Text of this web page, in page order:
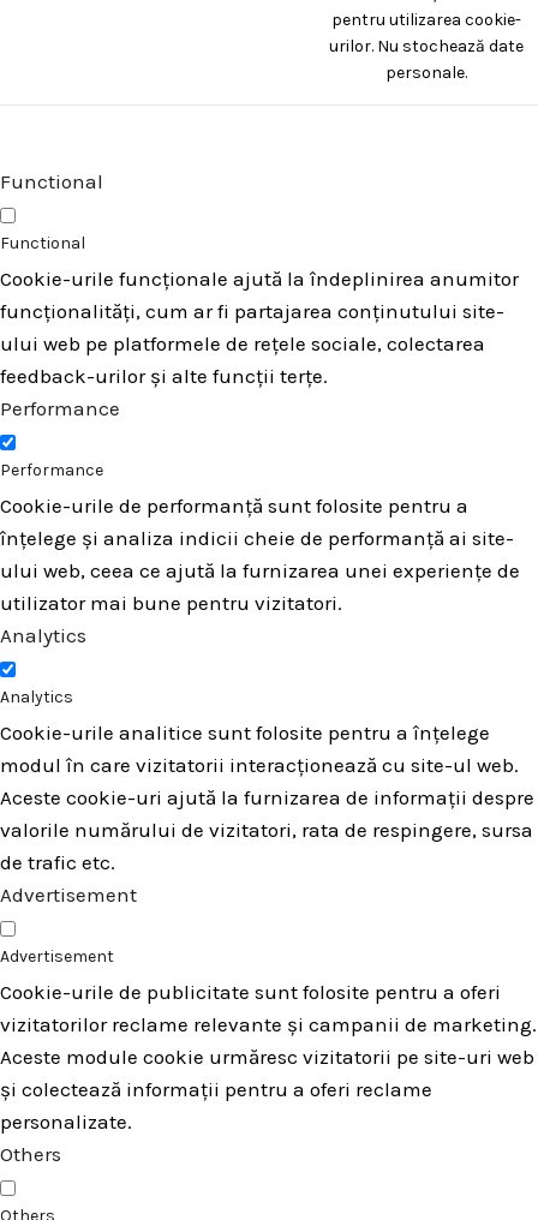
pentru utilizarea cookie-
urilor. Nu stochează date
personale.
Functional
Functional
Cookie-urile funcționale ajută la îndeplinirea anumitor
funcționalități, cum ar fi partajarea conținutului site-
ului web pe platformele de rețele sociale, colectarea
feedback-urilor și alte funcții terțe.
Performance
Performance
Cookie-urile de performanță sunt folosite pentru a
înțelege și analiza indicii cheie de performanță ai site-
ului web, ceea ce ajută la furnizarea unei experiențe de
utilizator mai bune pentru vizitatori.
Analytics
Analytics
Cookie-urile analitice sunt folosite pentru a înțelege
modul în care vizitatorii interacționează cu site-ul web.
Aceste cookie-uri ajută la furnizarea de informații despre
valorile numărului de vizitatori, rata de respingere, sursa
de trafic etc.
Advertisement
Advertisement
Cookie-urile de publicitate sunt folosite pentru a oferi
vizitatorilor reclame relevante și campanii de marketing.
Aceste module cookie urmăresc vizitatorii pe site-uri web
și colectează informații pentru a oferi reclame
personalizate.
Others
Others